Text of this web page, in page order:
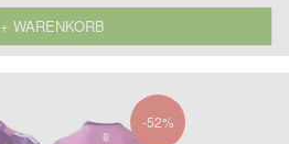
+ WARENKORB
-52%